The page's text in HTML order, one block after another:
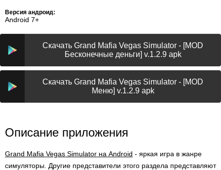
Версия андроид:
Android 7+
Скачать Grand Mafia Vegas Simulator - [MOD
Бесконечные деньги] v.1.2.9 apk
Скачать Grand Mafia Vegas Simulator - [MOD
Меню] v.1.2.9 apk
Описание приложения
Grand Mafia Vegas Simulator на Android - яркая игра в жанре
симуляторы. Другие представители этого раздела представляют